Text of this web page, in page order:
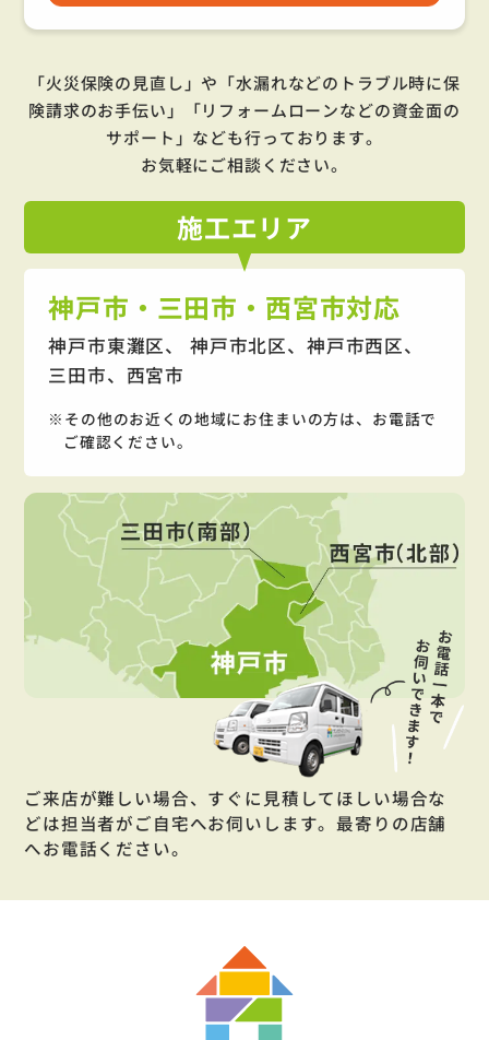
「火災保険の見直し」や「水漏れなどのトラブル時に保
険請求のお手伝い」「リフォームローンなどの資金面の
サポート」 なども行っております。
お気軽にご相談ください。
施工エリア
神戸市・三田市・西宮市対応
神戸市東灘区、 神戸市北区、神戸市西区、
三田市、西宮市
その他のお近くの地域にお住まいの方は、お電話で
ご確認ください。
ご来店が難しい場合、すぐに見積してほしい場合な
どは担当者がご自宅へお伺いします。最寄りの店舗
へお電話ください。